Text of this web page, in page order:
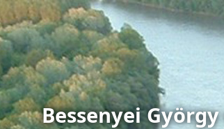
Bessenyei